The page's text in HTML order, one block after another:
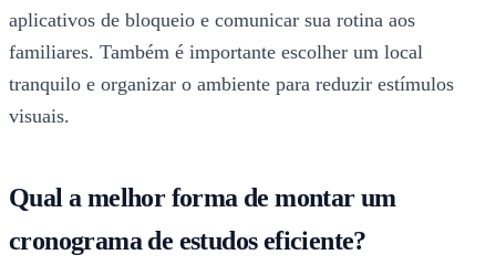
aplicativos de bloqueio e comunicar sua rotina aos
familiares. Também é importante escolher um local
tranquilo e organizar o ambiente para reduzir estímulos
visuais.
Qual a melhor forma de montar um
cronograma de estudos eficiente?